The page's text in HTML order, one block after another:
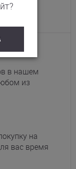
в нашем
из
на
вас время